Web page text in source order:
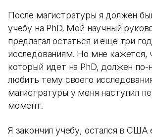
После магистратуры я должен
учебу на PhD. Мой научный
предлагал остаться и еще три
исследованиям. Но мне кажется,
который идет на PhD, должен
любить тему своего
магистратуры у меня наступил
момент.
Я закончил учебу, остался в США